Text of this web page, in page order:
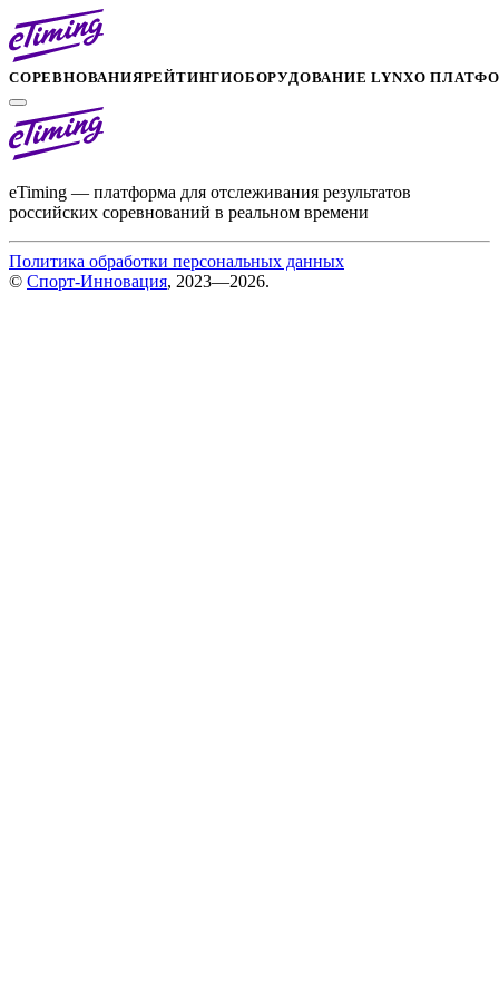
СОРЕВНОВАНИЯРЕЙТИНГИОБОРУДОВАНИЕ LYNXО
eTiming — платформа для отслеживания результатов
российских соревнований в реальном времени
Политика обработки персональных данных
© Спорт-Инновация, 2023—2026.